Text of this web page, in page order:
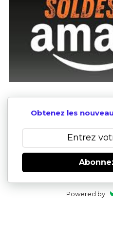
Obtenez les
Powered by